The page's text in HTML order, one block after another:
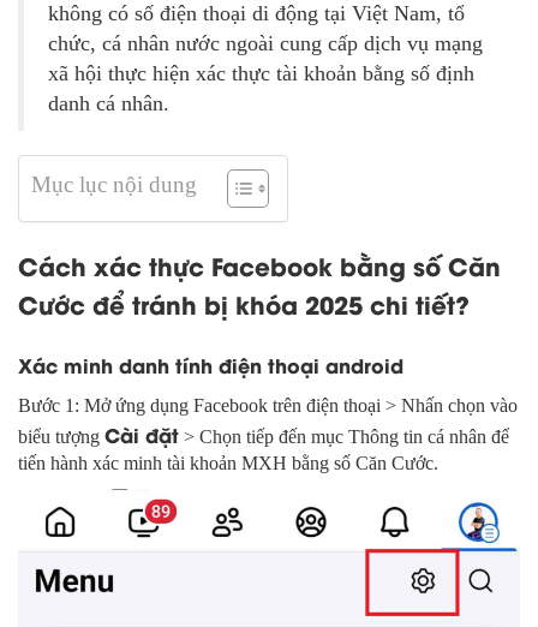
không có số điện thoại di động tại Việt Nam, tổ
chức, cá nhân nước ngoài cung cấp dịch vụ mạng
xã hội thực hiện xác thực tài khoản bằng số định
danh cá nhân.
Mục lục nội dung
Cách xác thực Facebook bằng số Căn
Cước để tránh bị khóa 2025 chi tiết?
Xác minh danh tính điện thoại android
Bước 1: Mở ứng dụng Facebook trên điện thoại > Nhấn chọn vào
biểu tượng Cài đặt > Chọn tiếp đến mục Thông tin cá nhân để
tiến hành xác minh tài khoản MXH bằng số Căn Cước.